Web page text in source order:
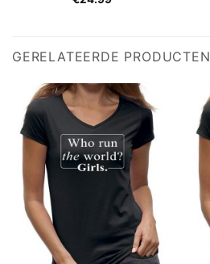
GERELATEERDE PRODUCTEN